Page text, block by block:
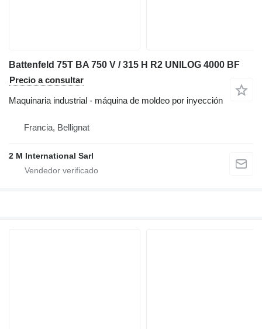
Battenfeld 75T BA 750 V / 315 H R2 UNILOG 4000 BF
Precio a consultar
Maquinaria industrial - máquina de moldeo por inyección
Francia, Bellignat
2 M International Sarl